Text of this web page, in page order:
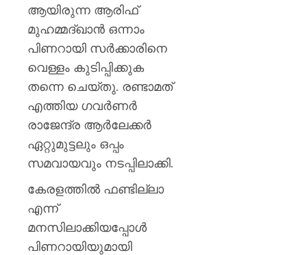
ആയിരുന്ന ആരിഫ്‌
മുഹമ്മദ്‌ഖാന്‍ ഒന്നാം
പിണറായി സര്‍ക്കാരിനെ
വെള്ളം കുടിപ്പിക്കുക
തന്നെ ചെയ്തു. രണ്ടാമത്
എത്തിയ ഗവര്‍ണര്‍
രാജേന്ദ്ര ആര്‍ലേക്കര്‍
ഏറ്റുമുട്ടലും ഒപ്പം
സമവായവും നടപ്പിലാക്കി.
കേരളത്തില്‍ ഫണ്ടില്ലാ
എന്ന്
മനസിലാക്കിയപ്പോള്‍
പിണറായിയുമായി